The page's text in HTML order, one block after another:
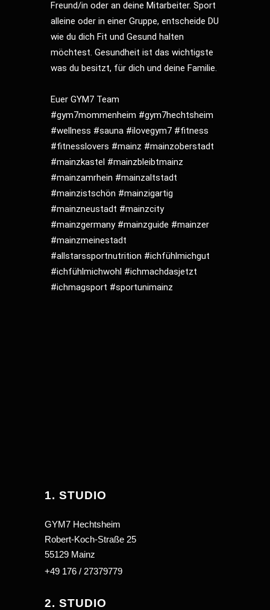
Freund/in oder an deine Mitarbeiter. Sport
alleine oder in einer Gruppe, entscheide DU
wie du dich Fit und Gesund halten
möchtest. Gesundheit ist das wichtigste
was du besitzt, für dich und deine Familie.
Euer GYM7 Team
#gym7mommenheim #gym7hechtsheim
#wellness #sauna #ilovegym7 #fitness
#fitnesslovers #mainz #mainzoberstadt
#mainzkastel #mainzbleibtmainz
#mainzamrhein #mainzaltstadt
#mainzistschön #mainzigartig
#mainzneustadt #mainzcity
#mainzgermany #mainzguide #mainzer
#mainzmeinestadt
#allstarssportnutrition #ichfühlmichgut
#ichfühlmichwohl #ichmachdasjetzt
#ichmagsport #sportunimainz
1. STUDIO
GYM7 Hechtsheim
Robert-Koch-Straße 25
55129 Mainz
+49 176 / 27379779
2. STUDIO